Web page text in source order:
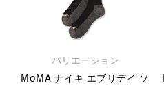
バリエーション
MoMA ナイキ エブリデイ ソ